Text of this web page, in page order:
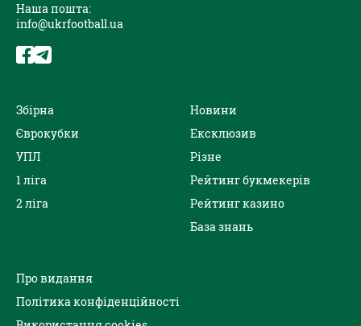
Наша пошта:
info@ukrfootball.ua
Збірна
Єврокубки
УПЛ
1 ліга
2 ліга
Новини
Ексклюзив
Різне
Рейтинг букмекерів
Рейтинг казино
База знань
Про видання
Політика конфіденційності